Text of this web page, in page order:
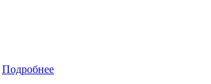
Подробнее